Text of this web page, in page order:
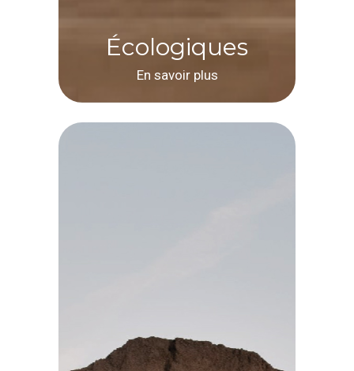
Écologiques
En savoir plus